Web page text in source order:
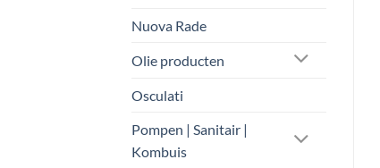
Nuova Rade
Olie producten
Osculati
Pompen | Sanitair |
Kombuis